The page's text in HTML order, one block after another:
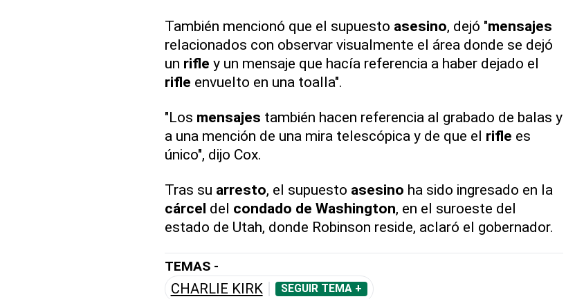
También mencionó que el supuesto asesino, dejó "mensajes
relacionados con observar visualmente el área donde se dejó
un rifle y un mensaje que hacía referencia a haber dejado el
rifle envuelto en una toalla".
"Los mensajes también hacen referencia al grabado de balas y
a una mención de una mira telescópica y de que el rifle es
único", dijo Cox.
Tras su arresto, el supuesto asesino ha sido ingresado en la
cárcel del condado de Washington, en el suroeste del
estado de Utah, donde Robinson reside, aclaró el gobernador.
TEMAS -
CHARLIE KIRK SEGUIR TEMA +